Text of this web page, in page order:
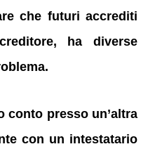
che futuri accrediti
ha diverse
conto presso un’altra
con un intestatario